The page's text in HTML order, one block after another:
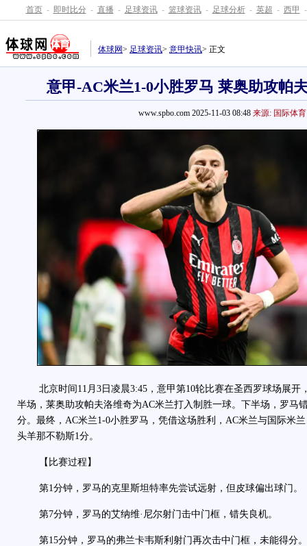
首页 - 即时比分 - 直播 - 足球资讯 - 篮球资讯 - 足球分析 - 英超 - 西甲 -
体球网> 足球资讯> 意甲快讯> 正文
意甲-AC米兰1-0小胜罗马 莱奥助攻帕
www.spbo.com 2025-11-03 08:48 来源: 国际体育
北京时间11月3日凌晨3:45，意甲第10轮比赛在圣西罗球场展开
半场，莱奥助攻帕夫洛维奇为AC米兰打入制胜一球。下半场，罗马
分。最终，AC米兰1-0小胜罗马，凭借这场胜利，AC米兰与国际米
头羊那不勒斯1分。
【比赛过程】
第1分钟，罗马的克里斯坦特率先尝试远射，但皮球偏出球门。
第7分钟，罗马的艾纳维·尼尔射门击中门框，错失良机。
第15分钟，罗马的弗兰卡韦斯利射门再次击中门框，未能得分。